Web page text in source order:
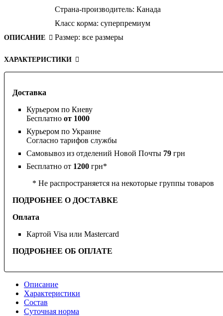
Доставка
Курьером по Киеву
Бесплатно от 1000
Курьером по Украине
Согласно тарифов службы
Самовывоз из отделений Новой Почты 79 грн
Бесплатно от 1200 грн*
* Не распространяется на некоторые группы товаров
ПОДРОБНЕЕ О ДОСТАВКЕ
Оплата
Картой Visa или Mastercard
ПОДРОБНЕЕ ОБ ОПЛАТЕ
ОПИСАНИЕ
Страна-производитель: Канада
Класс корма: суперпремиум
Размер: все размеры
ХАРАКТЕРИСТИКИ
Описание
Характеристики
Состав
Суточная норма